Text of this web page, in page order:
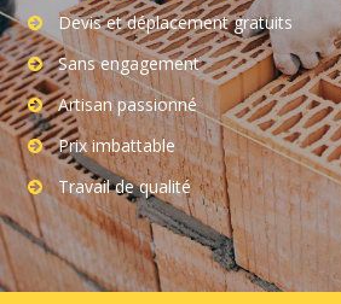
Devis et déplacement gratuits
Sans engagement
Artisan passionné
Prix imbattable
Travail de qualité